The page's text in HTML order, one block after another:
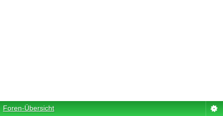
Foren-Übersicht